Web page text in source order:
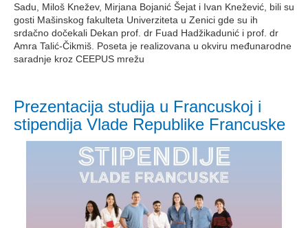
Sadu, Miloš Knežev, Mirjana Bojanić Šejat i Ivan Knežević, bili su
gosti Mašinskog fakulteta Univerziteta u Zenici gde su ih
srdačno dočekali Dekan prof. dr Fuad Hadžikadunić i prof. dr
Amra Talić-Čikmiš. Poseta je realizovana u okviru međunarodne
saradnje kroz CEEPUS mrežu
Prezentacija studija u Francuskoj i
stipendija Vlade Republike Francuske